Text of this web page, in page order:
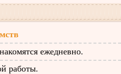
ежедневно.
работы.